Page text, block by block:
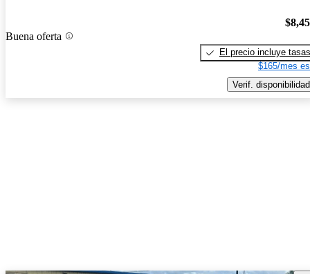
Buena oferta
El precio incluye tasas
$165/mes
Verif. disponibilidad